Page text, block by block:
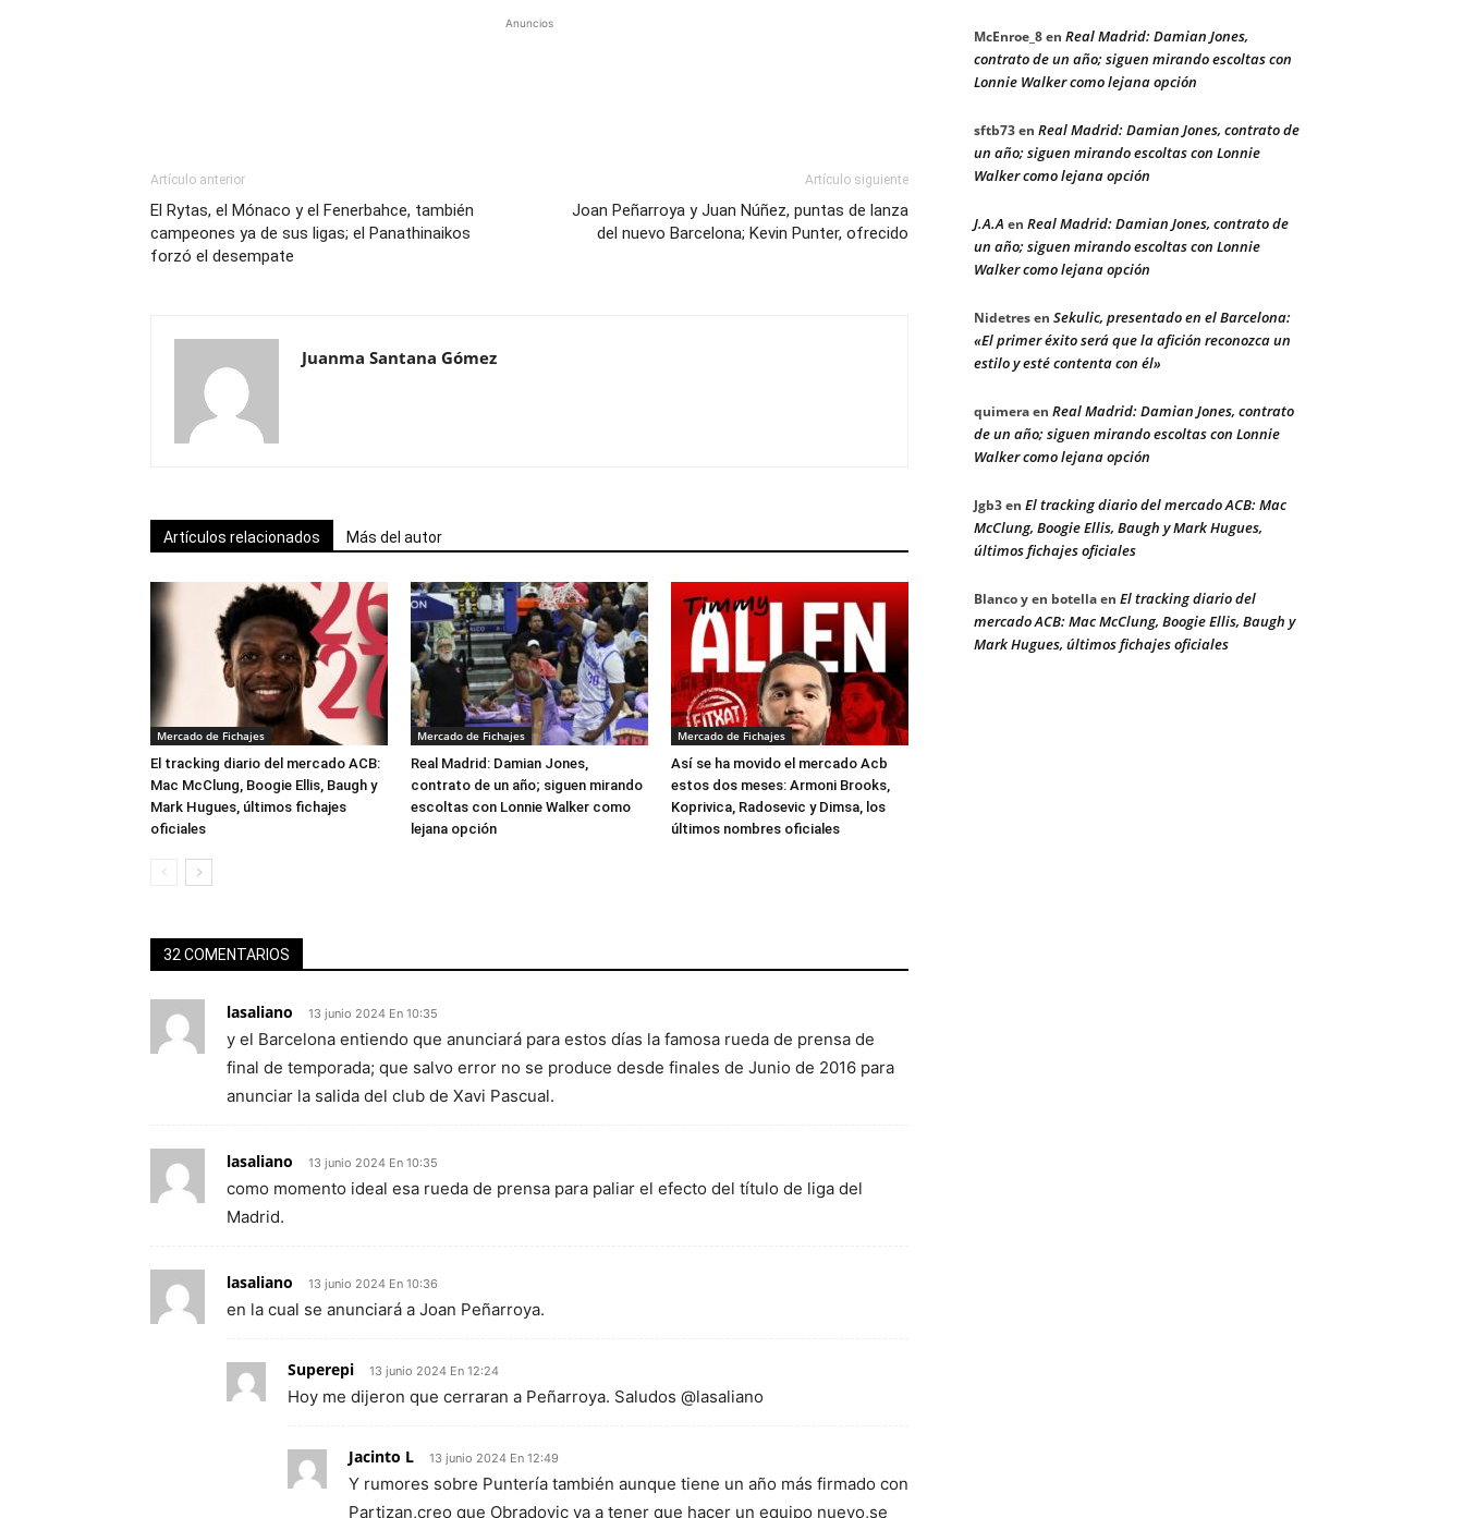
Anuncios
Artículo anterior
El Rytas, el Mónaco y el Fenerbahce, también
campeones ya de sus ligas; el Panathinaikos
forzó el desempate
Artículo siguiente
Joan Peñarroya y Juan Núñez, puntas de lanza
del nuevo Barcelona; Kevin Punter, ofrecido
Juanma Santana Gómez
Artículos relacionados Más del autor
Mercado de Fichajes
El tracking diario del mercado ACB:
Mac McClung, Boogie Ellis, Baugh y
Mark Hugues, últimos fichajes
oficiales
Mercado de Fichajes
Real Madrid: Damian Jones,
contrato de un año; siguen mirando
escoltas con Lonnie Walker como
lejana opción
Mercado de Fichajes
Así se ha movido el mercado Acb
estos dos meses: Armoni Brooks,
Koprivica, Radosevic y Dimsa, los
últimos nombres oficiales
32 COMENTARIOS
lasaliano 13 junio 2024 En 10:35
y el Barcelona entiendo que anunciará para estos días la famosa rueda de prensa de
final de temporada; que salvo error no se produce desde finales de Junio de 2016 para
anunciar la salida del club de Xavi Pascual.
lasaliano 13 junio 2024 En 10:35
como momento ideal esa rueda de prensa para paliar el efecto del título de liga del
Madrid.
lasaliano 13 junio 2024 En 10:36
en la cual se anunciará a Joan Peñarroya.
Superepi 13 junio 2024 En 12:24
Hoy me dijeron que cerraran a Peñarroya. Saludos @lasaliano
Jacinto L 13 junio 2024 En 12:49
Y rumores sobre Puntería también aunque tiene un año más firmado con
Partizan,creo que Obradovic va a tener que hacer un equipo nuevo,se
McEnroe_8en Real Madrid: Damian Jones,
contrato de un año; siguen mirando escoltas con
Lonnie Walker como lejana opción
sftb73en Real Madrid: Damian Jones, contrato de
un año; siguen mirando escoltas con Lonnie
Walker como lejana opción
J.A.A en Real Madrid: Damian Jones, contrato de
un año; siguen mirando escoltas con Lonnie
Walker como lejana opción
Nidetresen Sekulic, presentado en el Barcelona:
«El primer éxito será que la afición reconozca un
estilo y esté contenta con él»
quimeraen Real Madrid: Damian Jones, contrato
de un año; siguen mirando escoltas con Lonnie
Walker como lejana opción
Jgb3en El tracking diario del mercado ACB: Mac
McClung, Boogie Ellis, Baugh y Mark Hugues,
últimos fichajes oficiales
Blanco y en botellaen El tracking diario del
mercado ACB: Mac McClung, Boogie Ellis, Baugh y
Mark Hugues, últimos fichajes oficiales